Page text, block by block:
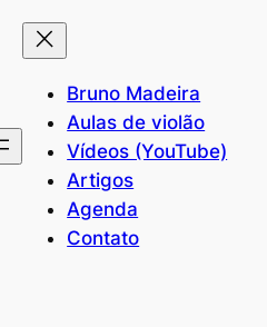
Bruno Madeira
Aulas de violão
Vídeos (YouTube)
Artigos
Agenda
Contato